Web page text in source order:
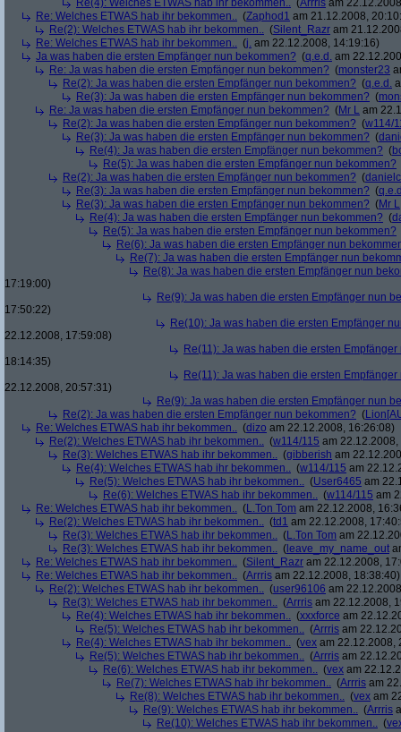
Re(4): Welches ETWAS hab ihr bekommen.. (Arrris am
Re: Welches ETWAS hab ihr bekommen.. (Zaphod1 am 21.12.2008,
Re(2): Welches ETWAS hab ihr bekommen.. (Silent_Razr am
Re: Welches ETWAS hab ihr bekommen.. (j. am 22.12.2008, 14:19:16)
Ja was haben die ersten Empfänger nun bekommen? (q.e.d. am
Re: Ja was haben die ersten Empfänger nun bekommen? (monster23
Re(2): Ja was haben die ersten Empfänger nun bekommen? (q.e.d.
Re(3): Ja was haben die ersten Empfänger nun bekommen? (
Re: Ja was haben die ersten Empfänger nun bekommen? (Mr L am
Re(2): Ja was haben die ersten Empfänger nun bekommen? (w114/
Re(3): Ja was haben die ersten Empfänger nun bekommen? (
Re(4): Ja was haben die ersten Empfänger nun bekommen? (
Re(5): Ja was haben die ersten Empfänger nun bekommen?
Re(2): Ja was haben die ersten Empfänger nun bekommen? (
Re(3): Ja was haben die ersten Empfänger nun bekommen? (
Re(3): Ja was haben die ersten Empfänger nun bekommen? (Mr L
Re(4): Ja was haben die ersten Empfänger nun bekommen? (
Re(5): Ja was haben die ersten Empfänger nun bekommen?
Re(6): Ja was haben die ersten Empfänger nun
Re(7): Ja was haben die ersten Empfänger nun
Re(8): Ja was haben die ersten Empfänger nun
17:19:00)
Re(9): Ja was haben die ersten Empfänger nun
17:50:22)
Re(10): Ja was haben die ersten Empfänger
22.12.2008, 17:59:08)
Re(11): Ja was haben die ersten
18:14:35)
Re(11): Ja was haben die ersten
22.12.2008, 20:57:31)
Re(9): Ja was haben die ersten Empfänger nun
Re(2): Ja was haben die ersten Empfänger nun bekommen? (
Re: Welches ETWAS hab ihr bekommen.. (dizo am 22.12.2008, 16:26:08)
Re(2): Welches ETWAS hab ihr bekommen.. (w114/115 am
Re(3): Welches ETWAS hab ihr bekommen.. (gibberish am
Re(4): Welches ETWAS hab ihr bekommen.. (w114/115 am
Re(5): Welches ETWAS hab ihr bekommen.. (User6465 am
Re(6): Welches ETWAS hab ihr bekommen.. (w114/115 am
Re: Welches ETWAS hab ihr bekommen.. (L.Ton Tom am 22.12.2008,
Re(2): Welches ETWAS hab ihr bekommen.. (td1 am 22.12.2008,
Re(3): Welches ETWAS hab ihr bekommen.. (L.Ton Tom am
Re(3): Welches ETWAS hab ihr bekommen.. ( leave_my_name_out
Re: Welches ETWAS hab ihr bekommen.. (Silent_Razr am 22.12.2008,
Re: Welches ETWAS hab ihr bekommen.. (Arrris am 22.12.2008, 18:38:40)
Re(2): Welches ETWAS hab ihr bekommen.. (user96106 am
Re(3): Welches ETWAS hab ihr bekommen.. (Arrris am 22.12.2008,
Re(4): Welches ETWAS hab ihr bekommen.. (xxxforce am
Re(5): Welches ETWAS hab ihr bekommen.. (Arrris am
Re(4): Welches ETWAS hab ihr bekommen.. (vex am 22.12.2008,
Re(5): Welches ETWAS hab ihr bekommen.. (Arrris am
Re(6): Welches ETWAS hab ihr bekommen.. (vex am
Re(7): Welches ETWAS hab ihr bekommen.. (Arrris am
Re(8): Welches ETWAS hab ihr bekommen.. (vex am
Re(9): Welches ETWAS hab ihr bekommen.. (Arrris
Re(10): Welches ETWAS hab ihr bekommen.. (